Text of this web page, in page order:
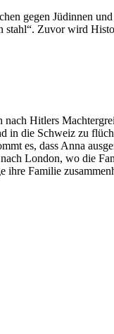
gegen Jüdinnen
stahl“. Zuvor wird
Hitlers
die Schweiz zu
es, dass Anna
London, wo die
ihre Familie